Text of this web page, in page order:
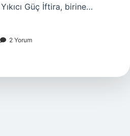
Yıkıcı Güç İftira, birine…
2 Yorum